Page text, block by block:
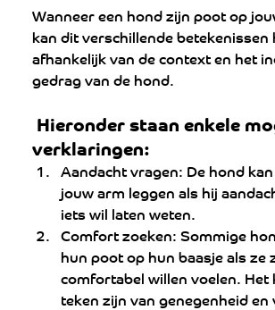
Wanneer een hond zijn poot op
kan dit verschillende betekenissen
afhankelijk van de context en het
gedrag van de hond.
verklaringen:
Aandacht vragen: De hond
jouw arm leggen als hij
iets wil laten weten.
Comfort zoeken: Sommige
hun poot op hun baasje als ze
comfortabel willen voelen. Het
teken zijn van genegenheid